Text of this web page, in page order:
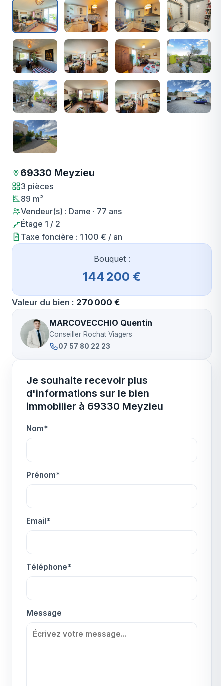
69330 Meyzieu
3 pièces
89 m²
Vendeur(s) : Dame · 77 ans
Étage 1 / 2
Taxe foncière : 1 100 € / an
Bouquet :
144 200 €
Valeur du bien : 270 000 €
MARCOVECCHIO Quentin
Conseiller Rochat Viagers
07 57 80 22 23
Je souhaite recevoir plus
d'informations sur le bien
immobilier à 69330 Meyzieu
Nom*
Prénom*
Email*
Téléphone*
Message